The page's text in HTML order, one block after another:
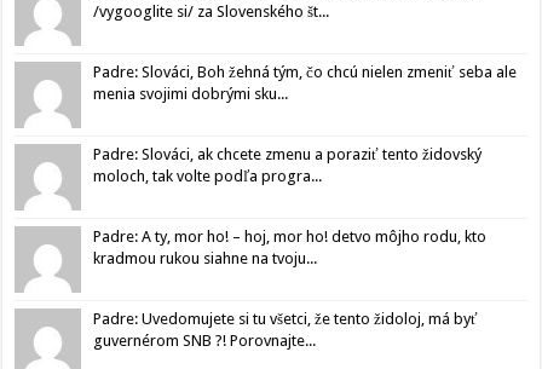
/vygooglite si/ za Slovenského št...
Padre: Slováci, Boh žehná tým, čo chcú nielen zmeniť seba ale
menia svojimi dobrými sku...
Padre: Slováci, ak chcete zmenu a poraziť tento židovský
moloch, tak volte podľa progra...
Padre: A ty, mor ho! – hoj, mor ho! detvo môjho rodu, kto
kradmou rukou siahne na tvoju...
Padre: Uvedomujete si tu všetci, že tento židoloj, má byť
guvernérom SNB ?! Porovnajte...